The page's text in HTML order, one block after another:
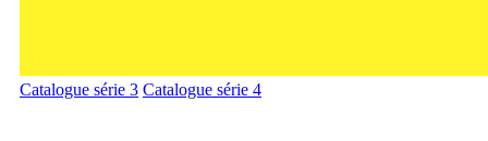
Catalogue série 3 Catalogue série 4